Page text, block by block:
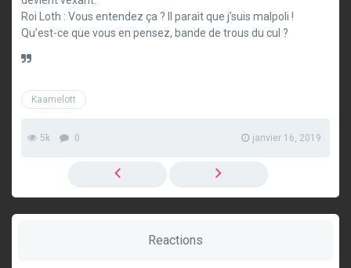
Roi Loth : Vous entendez ça ? Il parait que j’suis malpoli !
Qu’est-ce que vous en pensez, bande de trous du cul ?
Kaamelott
5k 0 janvier 16, 2019
Reactions